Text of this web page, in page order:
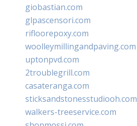
giobastian.com
glpascensori.com
rifloorepoxy.com
woolleymillingandpaving.com
uptonpvd.com
2troublegrill.com
casateranga.com
sticksandstonesstudiooh.com
walkers-treeservice.com